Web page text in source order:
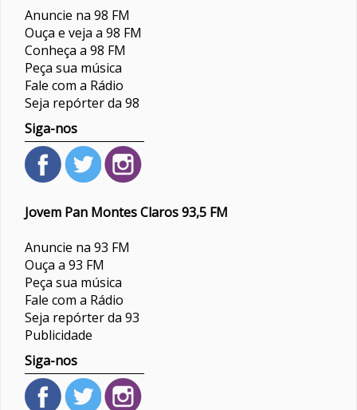
Anuncie na 98 FM
Ouça e veja a 98 FM
Conheça a 98 FM
Peça sua música
Fale com a Rádio
Seja repórter da 98
Siga-nos
Jovem Pan Montes Claros 93,5 FM
Anuncie na 93 FM
Ouça a 93 FM
Peça sua música
Fale com a Rádio
Seja repórter da 93
Publicidade
Siga-nos